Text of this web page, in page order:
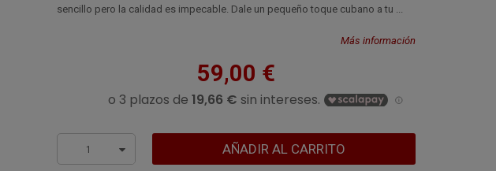
sencillo pero la calidad es impecable. Dale un pequeño toque cubano a tu ...
Más información
59,00 €
1 AÑADIR AL CARRITO